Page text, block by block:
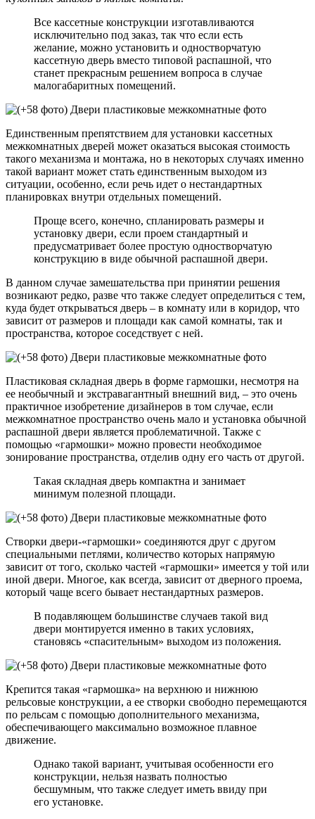
Все кассетные конструкции изготавливаются
исключительно под заказ, так что если есть
желание, можно установить и одностворчатую
кассетную дверь вместо типовой распашной, что
станет прекрасным решением вопроса в случае
малогабаритных помещений.
Единственным препятствием для установки кассетных
межкомнатных дверей может оказаться высокая стоимость
такого механизма и монтажа, но в некоторых случаях именно
такой вариант может стать единственным выходом из
ситуации, особенно, если речь идет о нестандартных
планировках внутри отдельных помещений.
Проще всего, конечно, спланировать размеры и
установку двери, если проем стандартный и
предусматривает более простую одностворчатую
конструкцию в виде обычной распашной двери.
В данном случае замешательства при принятии решения
возникают редко, разве что также следует определиться с тем,
куда будет открываться дверь – в комнату или в коридор, что
зависит от размеров и площади как самой комнаты, так и
пространства, которое соседствует с ней.
Пластиковая складная дверь в форме гармошки, несмотря на
ее необычный и экстравагантный внешний вид, – это очень
практичное изобретение дизайнеров в том случае, если
межкомнатное пространство очень мало и установка обычной
распашной двери является проблематичной. Также с
помощью «гармошки» можно провести необходимое
зонирование пространства, отделив одну его часть от другой.
Такая складная дверь компактна и занимает
минимум полезной площади.
Створки двери-«гармошки» соединяются друг с другом
специальными петлями, количество которых напрямую
зависит от того, сколько частей «гармошки» имеется у той или
иной двери. Многое, как всегда, зависит от дверного проема,
который чаще всего бывает нестандартных размеров.
В подавляющем большинстве случаев такой вид
двери монтируется именно в таких условиях,
становясь «спасительным» выходом из положения.
Крепится такая «гармошка» на верхнюю и нижнюю
рельсовые конструкции, а ее створки свободно перемещаются
по рельсам с помощью дополнительного механизма,
обеспечивающего максимально возможное плавное
движение.
Однако такой вариант, учитывая особенности его
конструкции, нельзя назвать полностью
бесшумным, что также следует иметь ввиду при
его установке.